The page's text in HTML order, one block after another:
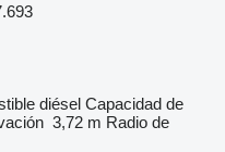
diésel Capacidad de
3,72 m Radio de